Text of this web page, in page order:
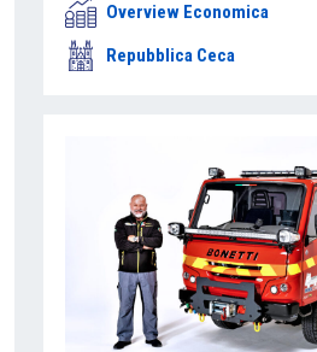
Overview Economica
Repubblica Ceca